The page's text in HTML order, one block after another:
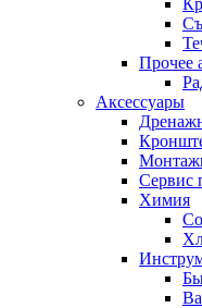
Прочее
Аксессуары
Сервис
Химия